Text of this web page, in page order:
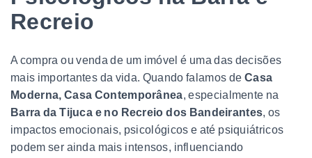
Recreio
A compra ou venda de um imóvel é uma das decisões
mais importantes da vida. Quando falamos de Casa
Moderna, Casa Contemporânea, especialmente na
Barra da Tijuca e no Recreio dos Bandeirantes, os
impactos emocionais, psicológicos e até psiquiátricos
podem ser ainda mais intensos, influenciando